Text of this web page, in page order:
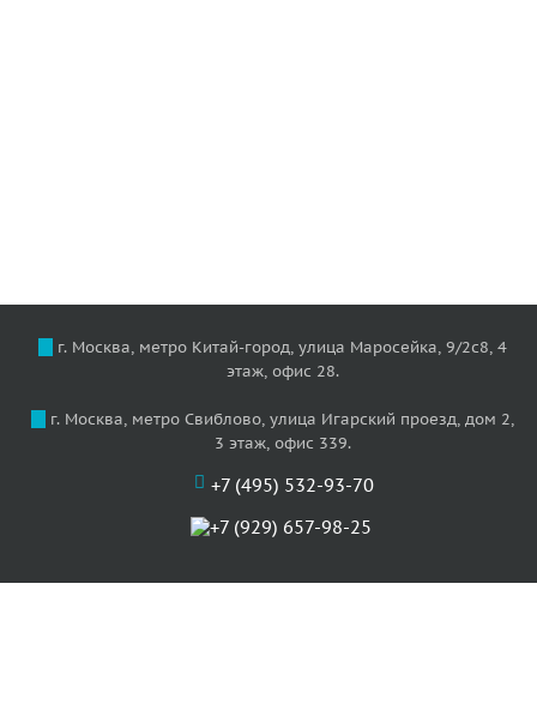
г. Москва, метро Китай-город, улица Маросейка, 9/2с8, 4
этаж, офис 28.
г. Москва, метро Свиблово, улица Игарский проезд, дом 2,
3 этаж, офис 339.
+7 (495) 532-93-70
+7 (929) 657-98-25